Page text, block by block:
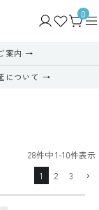
0
案内
について
28件中1-10件表示
1
2 3